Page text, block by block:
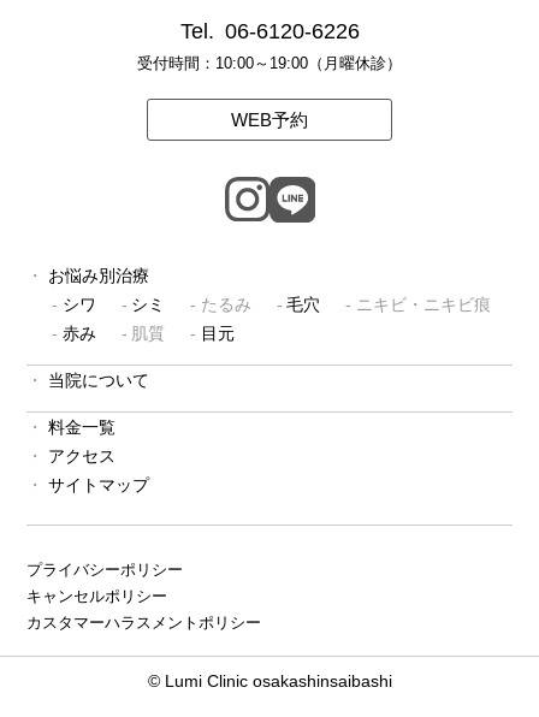
Tel. 06-6120-6226
受付時間：10:00～19:00（月曜休診）
WEB予約
お悩み別治療
シワ
シミ たるみ 毛穴
ニキビ・ニキビ痕
赤み
肌質 目元
当院について
料金一覧
アクセス
サイトマップ
プライバシーポリシー
キャンセルポリシー
カスタマーハラスメントポリシー
© Lumi Clinic osakashinsaibashi